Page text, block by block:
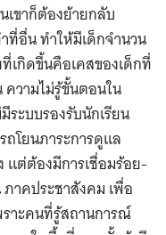
เขาก็ต้องย้ายกลับ
ที่อื่น ทำให้มีเด็กจำนวน
เกิดขึ้นคือเคสของเด็กที่
ความไม่รู้ขั้นตอนใน
ระบบรองรับนักเรียน
ถโยนภาระการดูแล
แต่ต้องมีการเชื่อมร้อย-
าคประชาสังคม เพื่อ
าะคนที่รู้สถานการณ์